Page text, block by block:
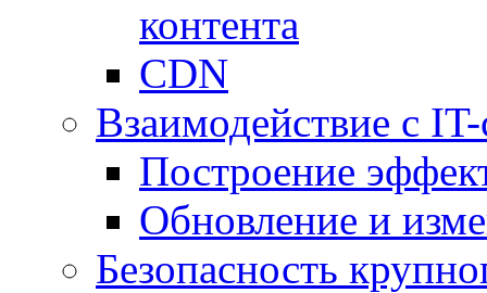
контента
CDN
Взаимодействие с
Построение
Обновление и
Безопасность